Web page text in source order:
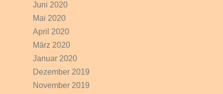
Juni 2020
Mai 2020
April 2020
März 2020
Januar 2020
Dezember 2019
November 2019